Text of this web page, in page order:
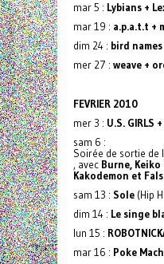
mar 5 : Lybians +
mar 19 : a.p.a.t.t +
dim 24 : bird
mer 27 : weave +
FEVRIER 2010
mer 3 : U.S. GIRLS
sam 6 :
Soirée de sortie de
, avec Burne,
Kakodemon et
sam 13 : Sole (Hip
dim 14 : Le singe
lun 15 :
mar 16 : Poke